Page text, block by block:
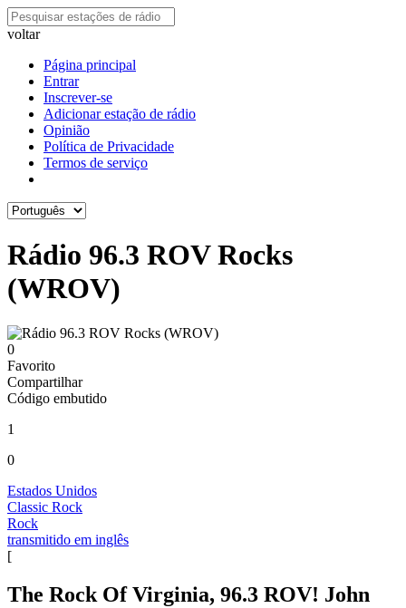
voltar
Página principal
Entrar
Inscrever-se
Adicionar estação de rádio
Opinião
Política de Privacidade
Termos de serviço
Rádio 96.3 ROV Rocks
(WROV)
0
Favorito
Compartilhar
Código embutido
1
0
Estados Unidos
Classic Rock
Rock
transmitido em inglês
[
The Rock Of Virginia, 96.3 ROV! John